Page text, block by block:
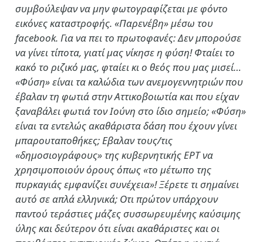
συμβούλεψαν να μην φωτογραφίζεται με φόντο
εικόνες καταστροφής. «Παρενέβη» μέσω του
facebook. Για να πει το πρωτοφανές: Δεν μπορούσε
να γίνει τίποτα, γιατί μας νίκησε η φύση! Φταίει το
κακό το ριζικό μας, φταίει κι ο θεός που μας μισεί…
«Φύση» είναι τα καλώδια των ανεμογεννητριών που
έβαλαν τη φωτιά στην Αττικοβοιωτία και που είχαν
ξαναβάλει φωτιά τον Ιούνη στο ίδιο σημείο; «Φύση»
είναι τα εντελώς ακαθάριστα δάση που έχουν γίνει
μπαρουταποθήκες; Εβαλαν τους/τις
«δημοσιογράφους» της κυβερνητικής ΕΡΤ να
χρησιμοποιούν όρους όπως «το μέτωπο της
πυρκαγιάς εμφανίζει συνέχεια»! Ξέρετε τι σημαίνει
αυτό σε απλά ελληνικά; Οτι πρώτον υπάρχουν
παντού τεράστιες μάζες συσσωρευμένης καύσιμης
ύλης και δεύτερον ότι είναι ακαθάριστες και οι